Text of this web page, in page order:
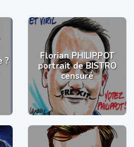
?
Florian PHILIPPOT
portrait de BISTRO
censuré